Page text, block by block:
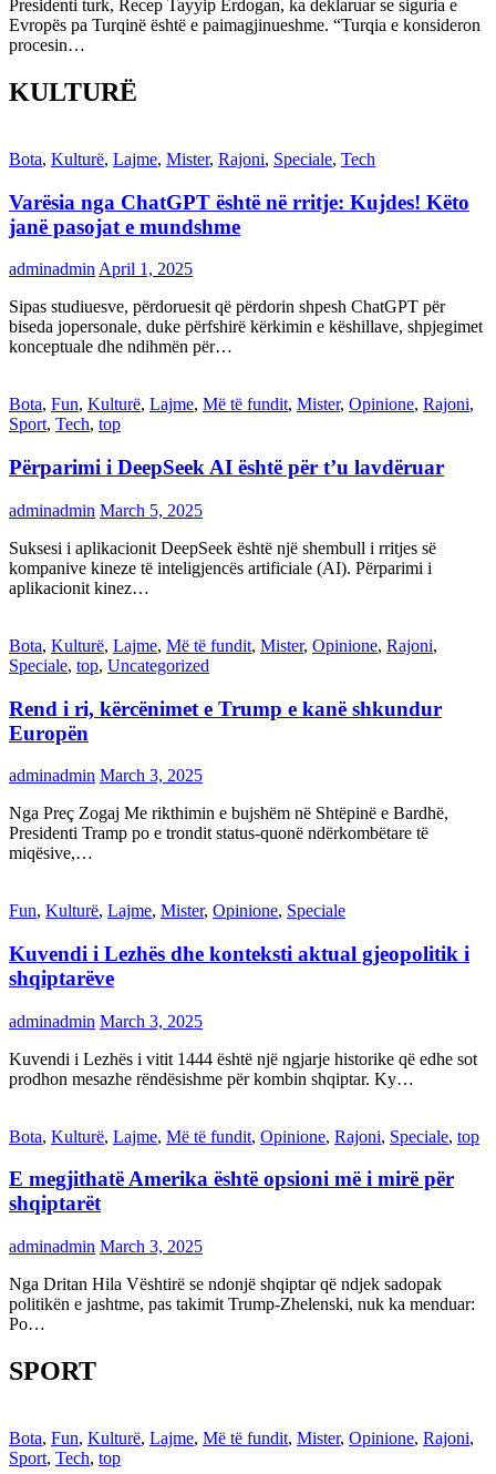
Presidenti turk, Recep Tayyip Erdogan, ka deklaruar se siguria e
Evropës pa Turqinë është e paimagjinueshme. “Turqia e konsideron
procesin…
KULTURË
Bota, Kulturë, Lajme, Mister, Rajoni, Speciale, Tech
Varësia nga ChatGPT është në rritje: Kujdes! Këto
janë pasojat e mundshme
adminadmin April 1, 2025
Sipas studiuesve, përdoruesit që përdorin shpesh ChatGPT për
biseda jopersonale, duke përfshirë kërkimin e këshillave, shpjegimet
konceptuale dhe ndihmën për…
Bota, Fun, Kulturë, Lajme, Më të fundit, Mister, Opinione, Rajoni,
Sport, Tech, top
Përparimi i DeepSeek AI është për t’u lavdëruar
adminadmin March 5, 2025
Suksesi i aplikacionit DeepSeek është një shembull i rritjes së
kompanive kineze të inteligjencës artificiale (AI). Përparimi i
aplikacionit kinez…
Bota, Kulturë, Lajme, Më të fundit, Mister, Opinione, Rajoni,
Speciale, top, Uncategorized
Rend i ri, kërcënimet e Trump e kanë shkundur
Europën
adminadmin March 3, 2025
Nga Preç Zogaj Me rikthimin e bujshëm në Shtëpinë e Bardhë,
Presidenti Tramp po e trondit status-quonë ndërkombëtare të
miqësive,…
Fun, Kulturë, Lajme, Mister, Opinione, Speciale
Kuvendi i Lezhës dhe konteksti aktual gjeopolitik i
shqiptarëve
adminadmin March 3, 2025
Kuvendi i Lezhës i vitit 1444 është një ngjarje historike që edhe sot
prodhon mesazhe rëndësishme për kombin shqiptar. Ky…
Bota, Kulturë, Lajme, Më të fundit, Opinione, Rajoni, Speciale, top
E megjithatë Amerika është opsioni më i mirë për
shqiptarët
adminadmin March 3, 2025
Nga Dritan Hila Vështirë se ndonjë shqiptar që ndjek sadopak
politikën e jashtme, pas takimit Trump-Zhelenski, nuk ka menduar:
Po…
SPORT
Bota, Fun, Kulturë, Lajme, Më të fundit, Mister, Opinione, Rajoni,
Sport, Tech, top